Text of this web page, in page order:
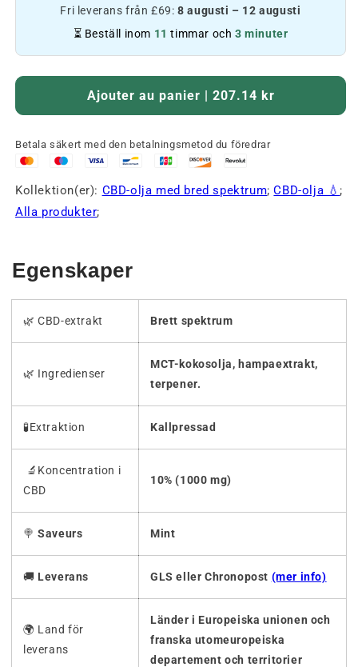
Fri leverans från £69:8 augusti – 12 augusti
⏳ Beställ inom 11 timmar och 3 minuter
Ajouter au panier | 207.14 kr
Betala säkert med den betalningsmetod du föredrar
Kollektion(er): CBD-olja med bred spektrum;CBD-olja 💧 ;
Alla produkter;
Egenskaper
🌿 CBD-extrakt Brett spektrum
🌿 Ingredienser
MCT-kokosolja, hampaextrakt,
terpener.
🧪Extraktion Kallpressad
🔬Koncentration i
CBD
10% (1000 mg)
🍭Saveurs Mint
🚚 Leverans GLS eller Chronopost (mer info)
🌍 Land för
leverans
Länder i Europeiska unionen och
franska utomeuropeiska
departement och territorier